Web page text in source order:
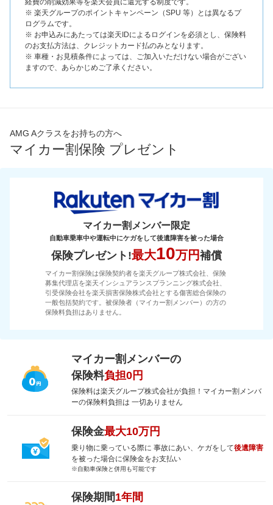
※ 楽天グループのポイントキャンペーン（SPU 等）とは異なるプ
ログラムです。
※ お申込みにあたっては楽天IDによるログインを必須とし、保険料
のお支払方法は、クレジットカード払のみとなります。
※ 車種・お見積条件によっては、ご加入いただけない場合がござい
ますので、あらかじめご了承ください。
AMG Aクラスをお持ちの方へ
マイカー割保険 プレゼント
マイカー割メンバー限定
自動車乗車中や運転中にケガをして後遺障害を被った場合
保険プレゼント!最大10万円補償
マイカー割保険は保険契約者を楽天グループ株式会社、保険
募集代理店を楽天インシュアランスプランニング株式会社、
引受保険会社を楽天損害保険株式会社とする傷害総合保険の
一般包括契約です。被保険者（マイカー割メンバー）の方の
保険料負担はありません。
マイカー割メンバーの
保険料負担0円
保険料は楽天グループ株式会社が負担！マイカー割メンバ
ーの保険料負担は 一切ありません
保険金最大10万円
乗り物に乗っている際に 事故にあい、ケガをして後遺障害
を被った場合に保険金をお支払い
※自動車保険と併用も可能です
保険期間1年間